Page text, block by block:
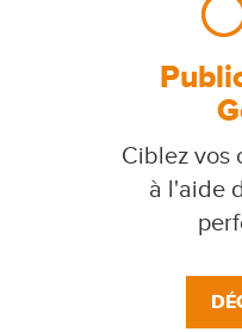
Ciblez vos
à l'aide